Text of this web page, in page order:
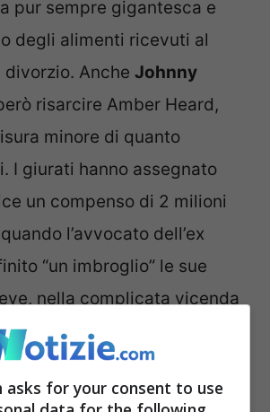
pur sempre gigantesca e
degli alimenti ricevuti al
Anche Johnny
risarcire Amber Heard,
minore di quanto
I giurati hanno assegnato
un compenso di 2 milioni
l’avvocato dell’ex
“un imbroglio” le sue
nella complicata vicenda
giuria ha stabilito che i due
diffamati a vicenda
asks for your consent to use